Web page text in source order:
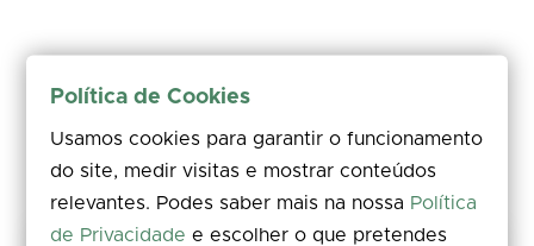
Política de Cookies
Usamos cookies para garantir o funcionamento
do site, medir visitas e mostrar conteúdos
relevantes. Podes saber mais na nossa Política
de Privacidade e escolher o que pretendes